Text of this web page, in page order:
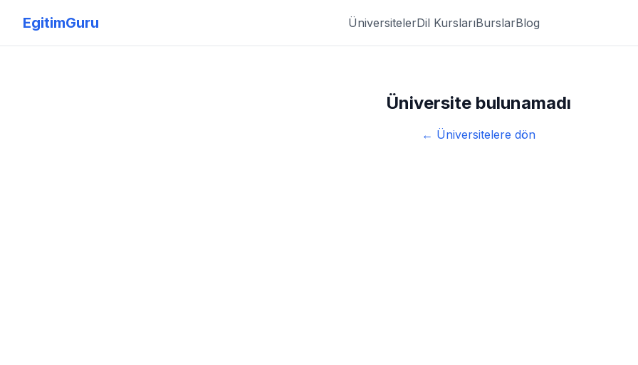
EgitimGuru ÜniversitelerDil KurslarıBurslarBlog
Üniversite bulunamadı
← Üniversitelere dön